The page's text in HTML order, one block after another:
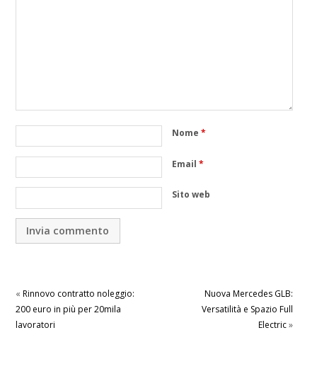
Nome *
Email *
Sito web
« Rinnovo contratto noleggio:
200 euro in più per 20mila
lavoratori
Nuova Mercedes GLB:
Versatilità e Spazio Full
Electric»